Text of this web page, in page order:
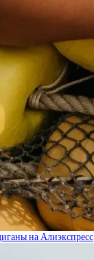
на Алиэкспресс